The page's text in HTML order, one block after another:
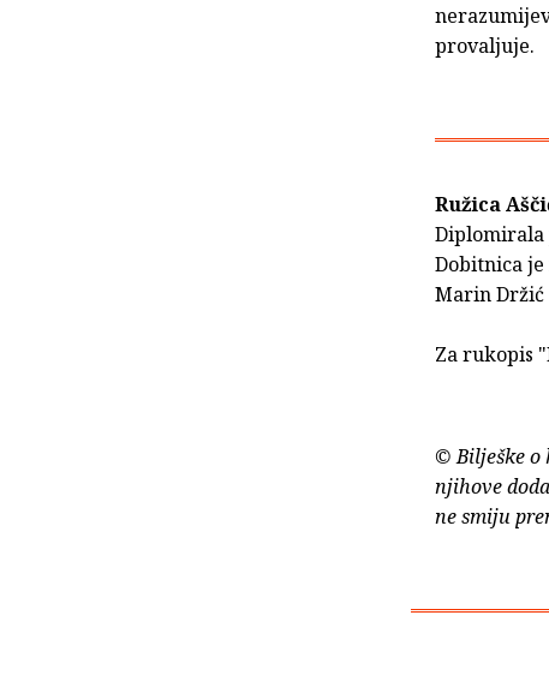
provaljuje.
Ružica
Diplomirala
Dobitnica
Marin Držić
Za rukopis
© Bilješke o
njihove
ne smiju